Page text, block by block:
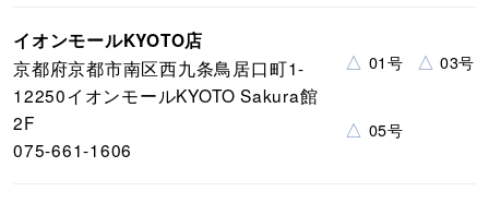
イオンモールKYOTO店
京都府京都市南区西九条鳥居口町1-
12250イオンモールKYOTO Sakura館
2F
075-661-1606
△ 01号 △ 03号
△ 05号